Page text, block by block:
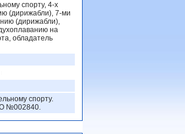
спорту, 4-х
(дирижабли), 7-ми
(дирижабли),
на
обладатель
спорту.
№002840.